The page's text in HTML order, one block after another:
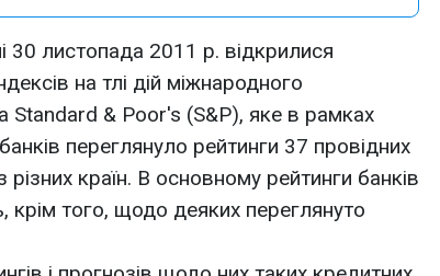
30 листопада 2011 р. відкрилися
на тлі дій міжнародного
Standard & Poor's (S&Р), яке в рамках
переглянуло рейтинги 37 провідних
різних країн. В основному рейтинги банків
крім того, щодо деяких переглянуто